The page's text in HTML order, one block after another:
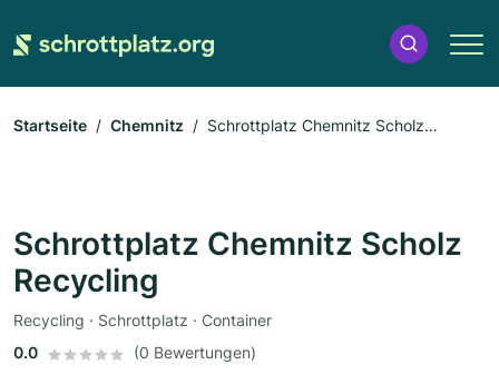
Startseite Chemnitz
Schrottplatz Chemnitz Scholz
Schrottplatz Chemnitz Scholz
Recycling
Recycling · Schrottplatz · Container
0.0
(0 Bewertungen)